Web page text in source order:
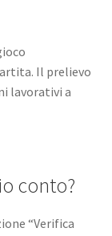
Il prelievo
lavorativi a
conto?
“Verifica